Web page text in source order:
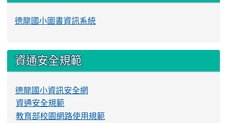
德龍國小圖書資訊系統
資通安全規範
德龍國小資訊安全網
資通安全規範
教育部校園網路使用規範